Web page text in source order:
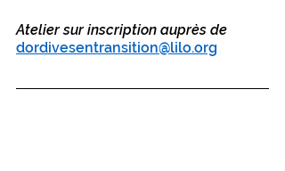
Atelier sur inscription auprès de
dordivesentransition@lilo.org